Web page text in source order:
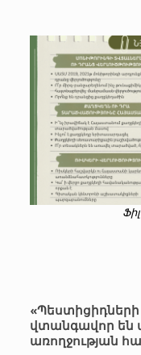
վտանգավոր են
առողջության